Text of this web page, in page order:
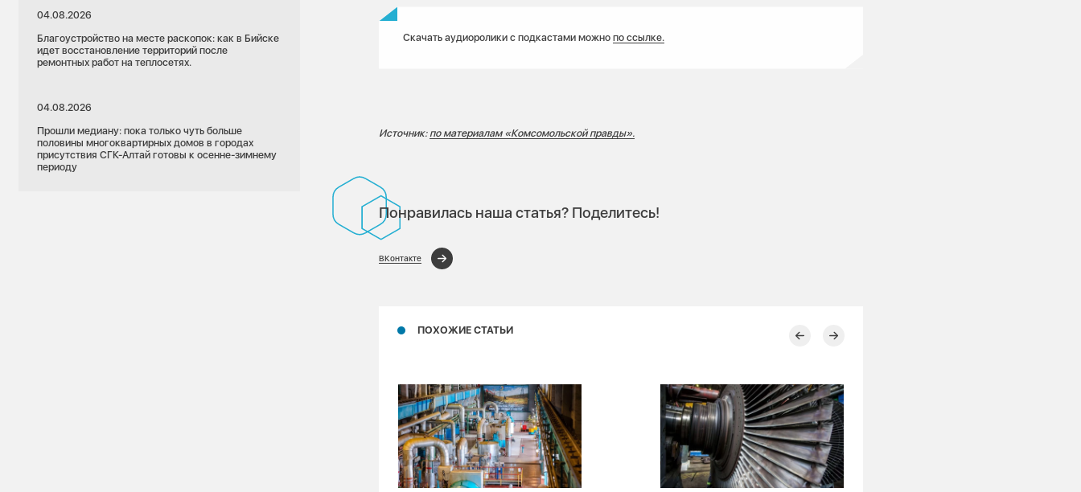
04.08.2026
Благоустройство на месте раскопок: как в Бийске
идет восстановление территорий после
ремонтных работ на теплосетях.
04.08.2026
Прошли медиану: пока только чуть больше
половины многоквартирных домов в городах
присутствия СГК-Алтай готовы к осенне-зимнему
периоду
Скачать аудиоролики с подкастами можно по ссылке.
Источник: по материалам «Комсомольской правды».
Понравилась наша статья? Поделитесь!
ВКонтакте
ПОХОЖИЕ СТАТЬИ